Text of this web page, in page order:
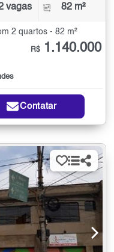
vagas 82 m²
2 quartos - 82 m²
R$ 1.140.000
Contatar